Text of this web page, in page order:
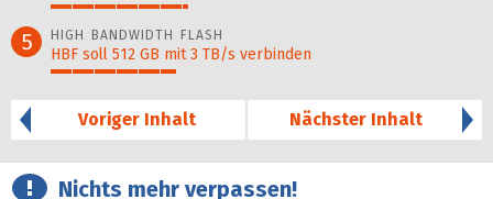
32%
5 HIGH BANDWIDTH FLASH
HBF soll 512 GB mit 3 TB/s verbinden
29%
Voriger Inhalt
Nächster Inhalt
Nichts mehr verpassen!